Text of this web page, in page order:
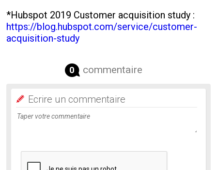
*Hubspot 2019 Customer acquisition study :
https://blog.hubspot.com/service/customer-
acquisition-study
0 commentaire
Ecrire un commentaire